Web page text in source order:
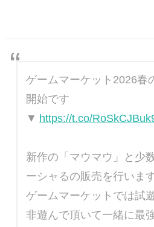
ゲームマーケット2026春
開始です
▼ https://t.co/
新作の「マウマウ」と少
ーシャるの販売を行いま
ゲームマーケットでは試
非遊んで頂いて一緒に最